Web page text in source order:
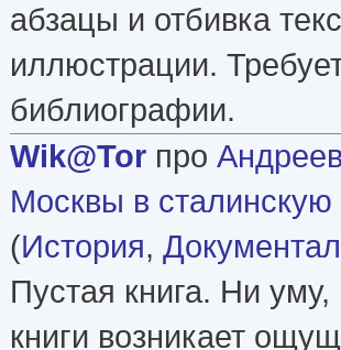
абзацы и отбивка
иллюстрации.
библиографии.
Wik@Tor про
Москвы в сталинскую
(История,
Пустая книга. Ни
книги возникает